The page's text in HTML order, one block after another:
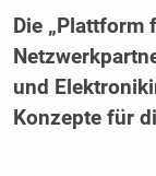
Die „Plattform
und
Konzepte für